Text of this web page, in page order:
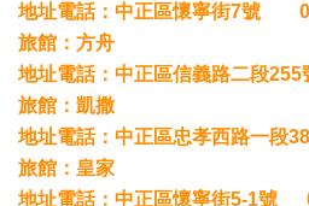
地址電話：中正區懷寧街7號
旅館：方舟
地址電話：中正區信義路二段255
旅館：凱撒
地址電話：中正區忠孝西路一段
旅館：皇家
地址電話：中正區懷寧街5-1號